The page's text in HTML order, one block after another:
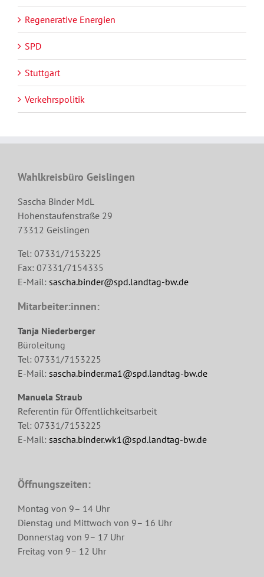
Regenerative Energien
SPD
Stuttgart
Verkehrspolitik
Wahlkreisbüro Geislingen
Sascha Binder MdL
Hohenstaufenstraße 29
73312 Geislingen
Tel: 07331/7153225
Fax: 07331/7154335
E-Mail: sascha.binder@spd.landtag-bw.de
Mitarbeiter:innen:
Tanja Niederberger
Büroleitung
Tel: 07331/7153225
E-Mail: sascha.binder.ma1@spd.landtag-bw.de
Manuela Straub
Referentin für Öffentlichkeitsarbeit
Tel: 07331/7153225
E-Mail: sascha.binder.wk1@spd.landtag-bw.de
Öffnungszeiten:
Montag von 9– 14 Uhr
Dienstag und Mittwoch von 9– 16 Uhr
Donnerstag von 9– 17 Uhr
Freitag von 9– 12 Uhr